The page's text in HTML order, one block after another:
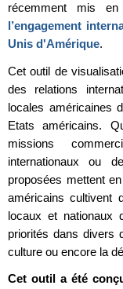
récemment mis
l’engagement
Unis d'Amérique.
Cet outil de
des relations
locales américaines
Etats américains.
missions
internationaux ou
proposées mettent
américains cultivent
locaux et nationaux
priorités dans divers
culture ou encore la
Cet outil a été